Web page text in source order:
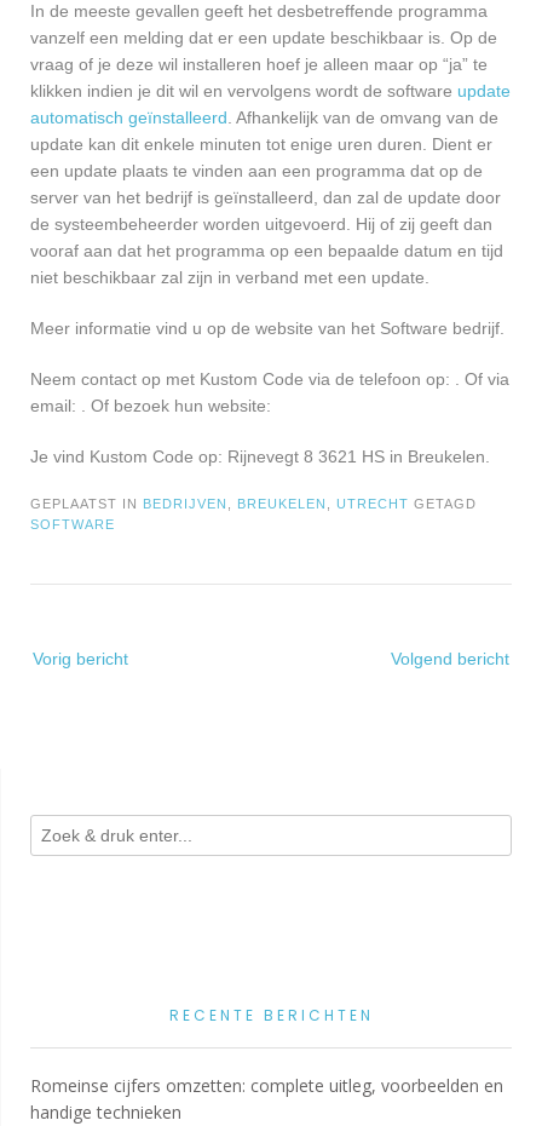
In de meeste gevallen geeft het desbetreffende programma
vanzelf een melding dat er een update beschikbaar is. Op de
vraag of je deze wil installeren hoef je alleen maar op “ja” te
klikken indien je dit wil en vervolgens wordt de software update
automatisch geïnstalleerd. Afhankelijk van de omvang van de
update kan dit enkele minuten tot enige uren duren. Dient er
een update plaats te vinden aan een programma dat op de
server van het bedrijf is geïnstalleerd, dan zal de update door
de systeembeheerder worden uitgevoerd. Hij of zij geeft dan
vooraf aan dat het programma op een bepaalde datum en tijd
niet beschikbaar zal zijn in verband met een update.
Meer informatie vind u op de website van het Software bedrijf.
Neem contact op met Kustom Code via de telefoon op: . Of via
email: . Of bezoek hun website:
Je vind Kustom Code op: Rijnevegt 8 3621 HS in Breukelen.
GEPLAATST IN BEDRIJVEN , BREUKELEN , UTRECHT GETAGD
SOFTWARE
navigatie
Vorig bericht Volgend bericht
RECENTE BERICHTEN
Romeinse cijfers omzetten: complete uitleg, voorbeelden en
handige technieken